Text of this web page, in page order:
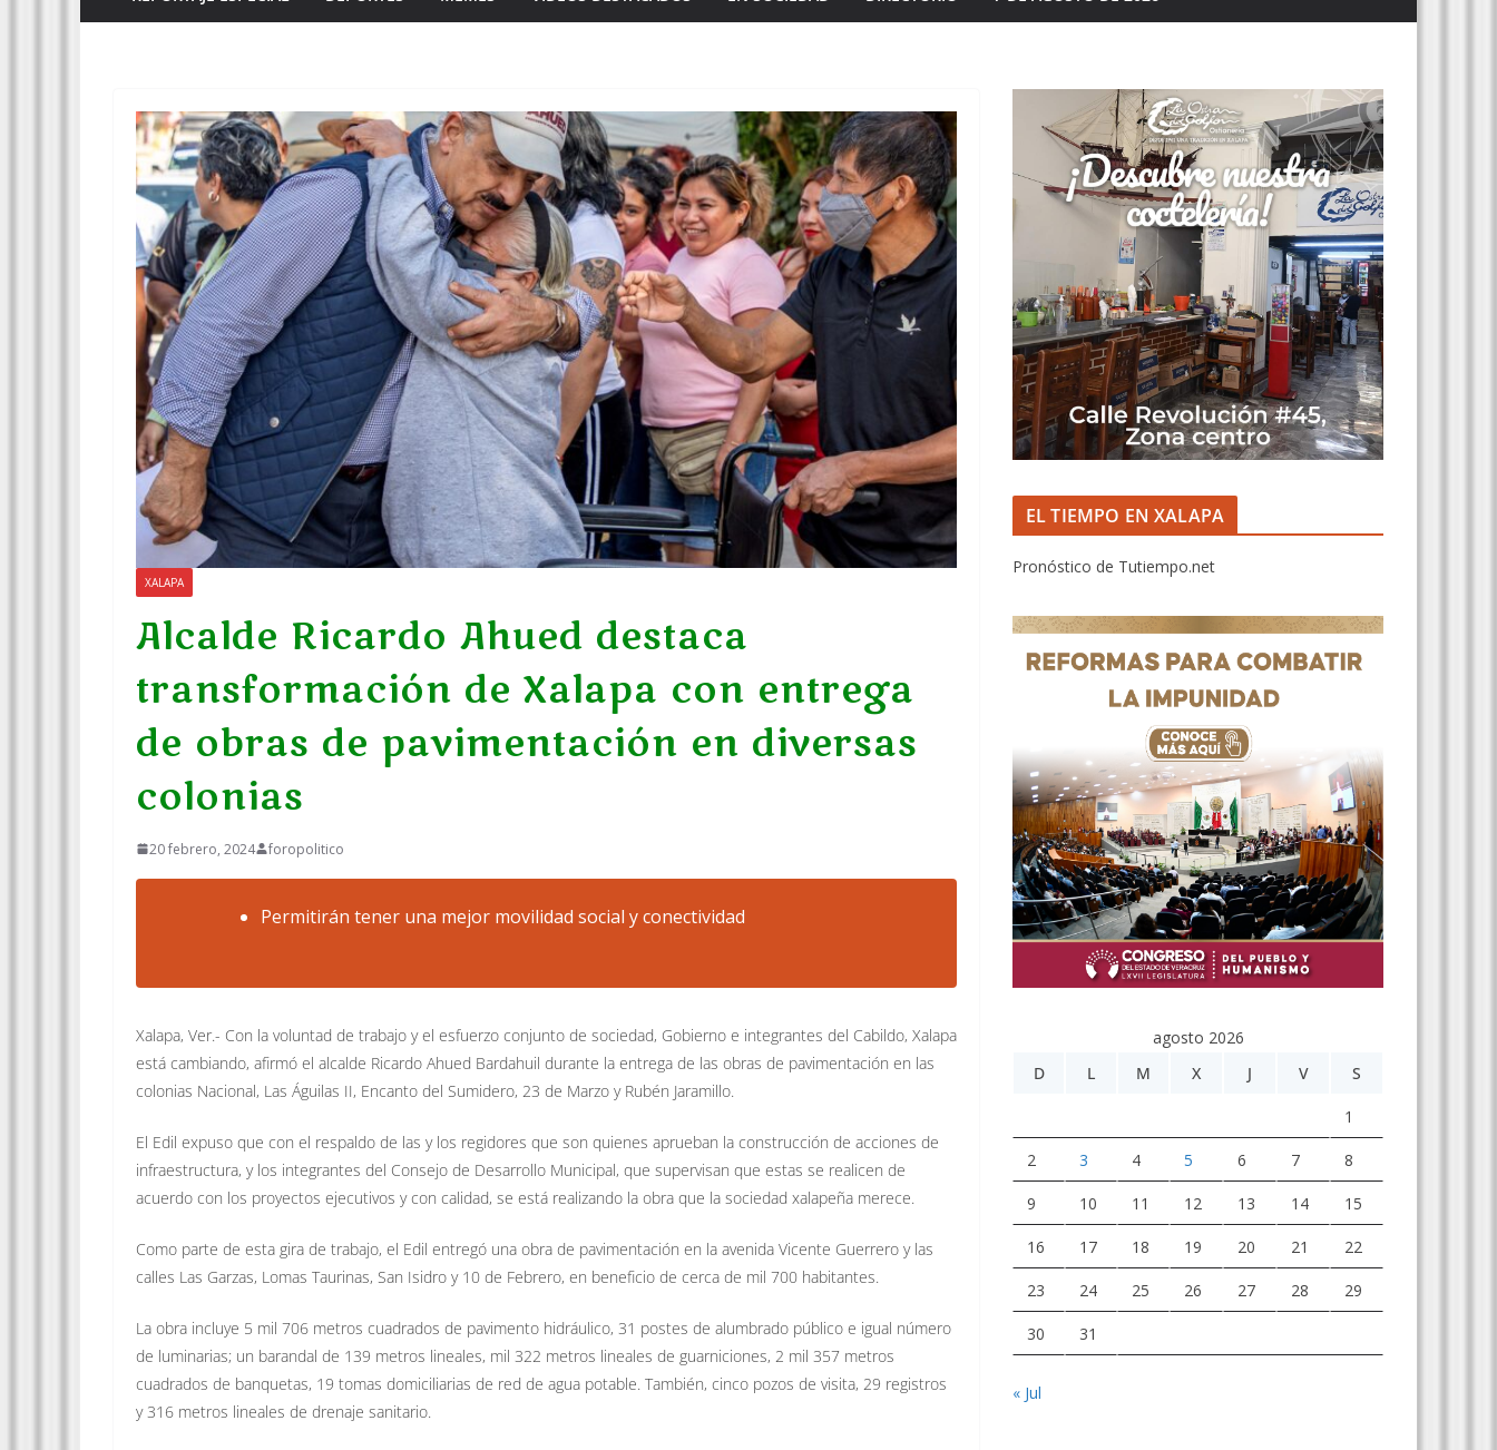
XALAPA
Alcalde Ricardo Ahued destaca
transformación de Xalapa con entrega
de obras de pavimentación en diversas
colonias
20 febrero, 2024 foropolitico
Permitirán tener una mejor movilidad social y conectividad
Xalapa, Ver.- Con la voluntad de trabajo y el esfuerzo conjunto de sociedad, Gobierno e integrantes del Cabildo, Xalapa
está cambiando, afirmó el alcalde Ricardo Ahued Bardahuil durante la entrega de las obras de pavimentación en las
colonias Nacional, Las Águilas II, Encanto del Sumidero, 23 de Marzo y Rubén Jaramillo.
El Edil expuso que con el respaldo de las y los regidores que son quienes aprueban la construcción de acciones de
infraestructura, y los integrantes del Consejo de Desarrollo Municipal, que supervisan que estas se realicen de
acuerdo con los proyectos ejecutivos y con calidad, se está realizando la obra que la sociedad xalapeña merece.
Como parte de esta gira de trabajo, el Edil entregó una obra de pavimentación en la avenida Vicente Guerrero y las
calles Las Garzas, Lomas Taurinas, San Isidro y 10 de Febrero, en beneficio de cerca de mil 700 habitantes.
La obra incluye 5 mil 706 metros cuadrados de pavimento hidráulico, 31 postes de alumbrado público e igual número
de luminarias; un barandal de 139 metros lineales, mil 322 metros lineales de guarniciones, 2 mil 357 metros
cuadrados de banquetas, 19 tomas domiciliarias de red de agua potable. También, cinco pozos de visita, 29 registros
y 316 metros lineales de drenaje sanitario.
EL TIEMPO EN XALAPA
Pronóstico de Tutiempo.net
agosto 2026
D
L M X J V S
1
2 3 4 5 6 7 8
9 10 11 12 13 14 15
16 17 18 19 20 21 22
23 24 25 26 27 28 29
30 31
« Jul